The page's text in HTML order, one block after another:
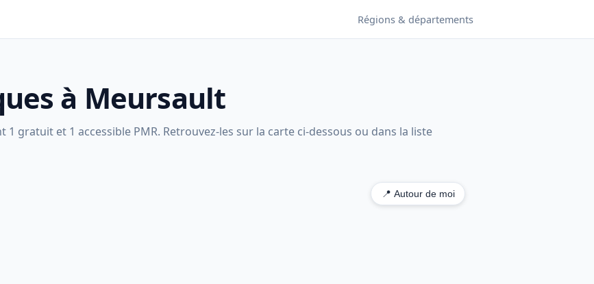
Régions & départements
à Meursault
1 gratuit et 1 accessible PMR. Retrouvez-les sur la carte ci-dessous ou dans la liste
📍 Autour de moi